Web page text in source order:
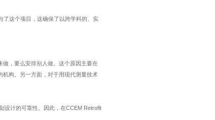
了这个项目，这确保了以跨学科的、实
，要么安排别人做。这个原因主要在
构。另一方面，对于用现代测量技术
设计的可靠性。因此，在CCEM Retrofit